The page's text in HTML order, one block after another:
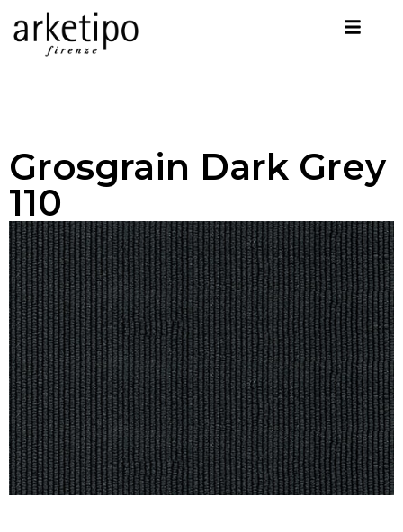
Grosgrain Dark Grey
110